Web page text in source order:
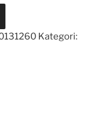
Kategori: